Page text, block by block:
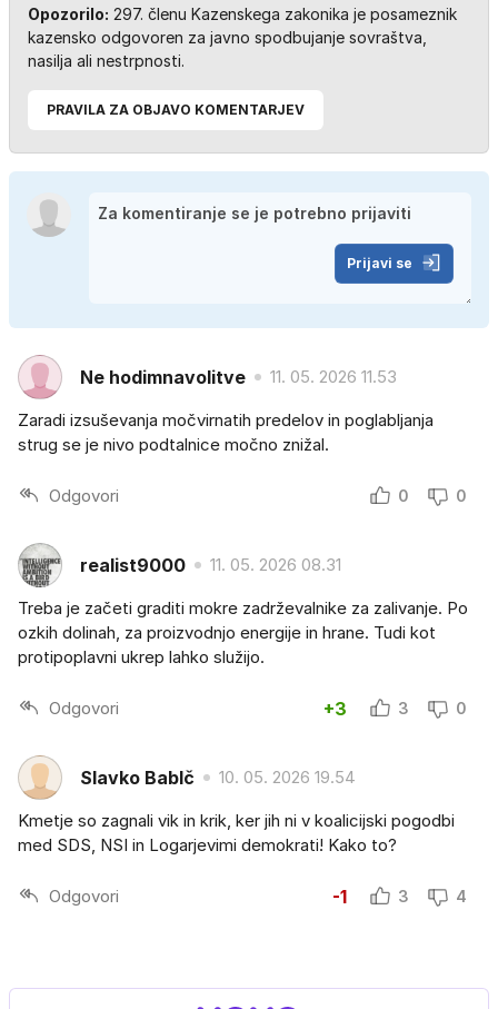
Opozorilo: 297. členu Kazenskega zakonika je posameznik
kazensko odgovoren za javno spodbujanje sovraštva,
nasilja ali nestrpnosti.
PRAVILA ZA OBJAVO KOMENTARJEV
Prijavi se
Ne hodimnavolitve 11. 05. 2026 11.53
Zaradi izsuševanja močvirnatih predelov in poglabljanja
strug se je nivo podtalnice močno znižal.
Odgovori 0 0
realist9000 11. 05. 2026 08.31
Treba je začeti graditi mokre zadrževalnike za zalivanje. Po
ozkih dolinah, za proizvodnjo energije in hrane. Tudi kot
protipoplavni ukrep lahko služijo.
Odgovori +3 3 0
Slavko BabIč 10. 05. 2026 19.54
Kmetje so zagnali vik in krik, ker jih ni v koalicijski pogodbi
med SDS, NSI in Logarjevimi demokrati! Kako to?
Odgovori -1 3 4